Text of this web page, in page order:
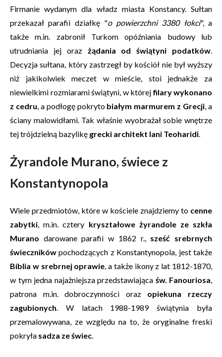
Firmanie wydanym dla władz miasta Konstancy. Sułtan
przekazał parafii działkę "o powierzchni 3380 łokci", a
także m.in. zabronił Turkom opóźniania budowy lub
utrudniania jej oraz żądania od świątyni podatków.
Decyzja sułtana, który zastrzegł by kościół nie był wyższy
niż jakikolwiek meczet w mieście, stoi jednakże za
niewielkimi rozmiarami świątyni, w którejfilary wykonano
z cedru, a podłogę pokryto białym marmurem z Grecji, a
ściany malowidłami. Tak właśnie wyobrażał sobie wnętrze
tej trójdzielną bazylikę grecki architekt Iani Teoharidi.
Żyrandole Murano, świece z
Konstantynopola
Wiele przedmiotów, które w kościele znajdziemy to cenne
zabytki, m.in. cztery kryształowe żyrandole ze szkła
Murano darowane parafii w 1862 r., sześć srebrnych
świeczników pochodzących z Konstantynopola, jest także
Biblia w srebrnej oprawie, a także ikony z lat 1812-1870,
w tym jedna najażniejsza przedstawiająca św. Fanouriosa,
patrona m.in. dobroczynności oraz opiekuna rzeczy
zagubionych. W latach 1988-1989 świątynia była
przemalowywana, ze względu na to, że oryginalne freski
pokryła sadza ze świec.